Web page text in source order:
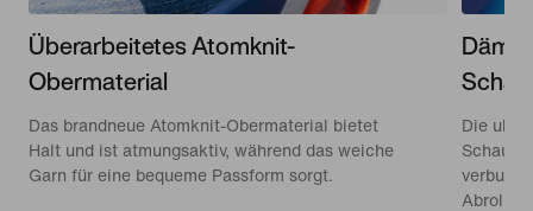
Überarbeitetes Atomknit-
Obermaterial
Das brandneue Atomknit-Obermaterial bietet
Halt und ist atmungsaktiv, während das weiche
Garn für eine bequeme Passform sorgt.
Die
Abrollen